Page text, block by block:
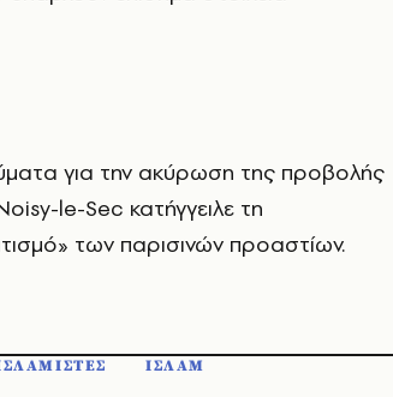
για την ακύρωση της προβολής
le-Sec κατήγγειλε τη
των παρισινών προαστίων.
ΙΣΛΑΜ